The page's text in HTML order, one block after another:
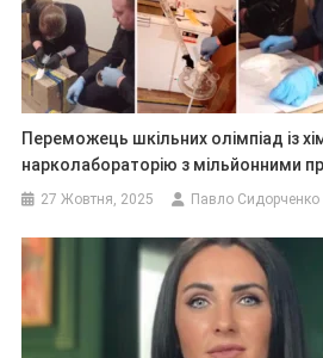
Переможець шкільних олімпіад із
нарколабораторію з мільйонними
27 Жовтня, 2025 Павло Сидорченко